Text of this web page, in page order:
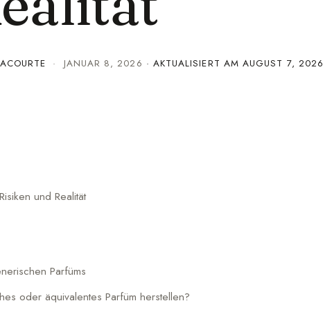
· JANUAR 8, 2026 · AKTUALISIERT AMAUGUST 7, 2026
und Realität
Parfüms
oder äquivalentes Parfüm herstellen?